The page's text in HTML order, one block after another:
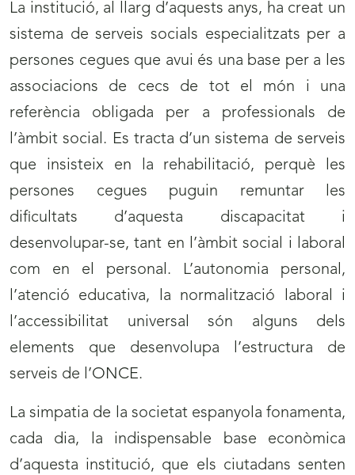
La institució, al llarg d’aquests anys, ha creat un
sistema de serveis socials especialitzats per a
persones cegues que avui és una base per a les
associacions de cecs de tot el món i una
referència obligada per a professionals de
l’àmbit social. Es tracta d’un sistema de serveis
que insisteix en la rehabilitació, perquè les
persones cegues puguin remuntar les
dificultats d’aquesta discapacitat i
desenvolupar-se, tant en l’àmbit social i laboral
com en el personal. L’autonomia personal,
l’atenció educativa, la normalització laboral i
l’accessibilitat universal són alguns dels
elements que desenvolupa l’estructura de
serveis de l’ONCE.
La simpatia de la societat espanyola fonamenta,
cada dia, la indispensable base econòmica
d’aquesta institució, que els ciutadans senten